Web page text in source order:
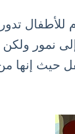
تدور
نمور ولكن
حيث إنها